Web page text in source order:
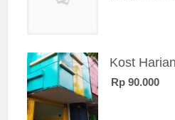
Rp 90.000